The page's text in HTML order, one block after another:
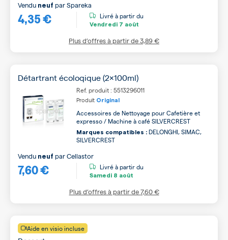
4,35 €
Vendu neuf parSpareka
Livré à partir du
Vendredi 7 août
Plus d’offres à partir de3,89 €
Détartrant écoloqique (2x100ml)
Ref. produit : 5513296011
Produit Original
Accessoires de Nettoyage pour Cafetière et
expresso / Machine à café SILVERCREST
Marques compatibles : DELONGHI, SIMAC,
SILVERCREST
7,60 €
Vendu neuf parCellastor
Livré à partir du
Samedi 8 août
Plus d’offres à partir de7,60 €
Aide en visio incluse